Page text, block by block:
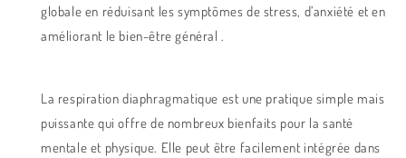
globale en réduisant les symptômes de stress, d’anxiété et en
améliorant le bien-être général .
La respiration diaphragmatique est une pratique simple mais
puissante qui offre de nombreux bienfaits pour la santé
mentale et physique. Elle peut être facilement intégrée dans